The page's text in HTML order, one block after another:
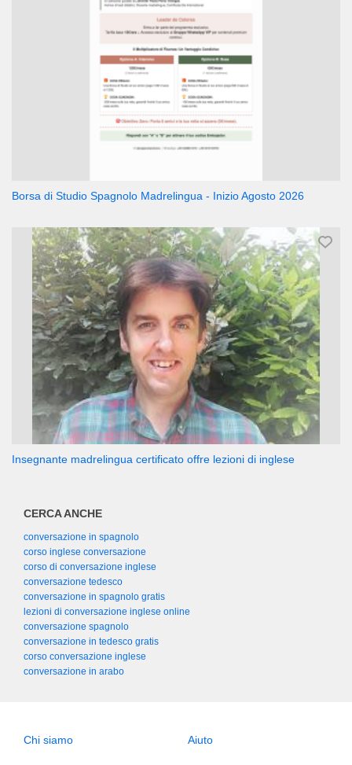
Borsa di Studio Spagnolo Madrelingua - Inizio Agosto 2026
Insegnante madrelingua certificato offre lezioni di inglese
CERCA ANCHE
conversazione in spagnolo
corso inglese conversazione
corso di conversazione inglese
conversazione tedesco
conversazione in spagnolo gratis
lezioni di conversazione inglese online
conversazione spagnolo
conversazione in tedesco gratis
corso conversazione inglese
conversazione in arabo
Chi siamo Aiuto